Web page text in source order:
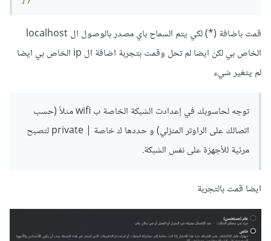
قمت باضافة (*) لكي يتم السماح باي مصدر بالوصول ال localhost
الخاص بي لكن ايضا لم تحل وقمت بتجربة اضافة ال ip الخاص بي ايضا
لم يتغير شيء
توجه لحاسوبك في إعدادت الشبكة الخاصة ب wifi مثلاً (حسب
اتصالك على الراوتر المنزلي) و حددها ك خاصة | private لتصبح
مرئية للأجهزة على نفس الشبكة.
ايضا قمت بالتجربة